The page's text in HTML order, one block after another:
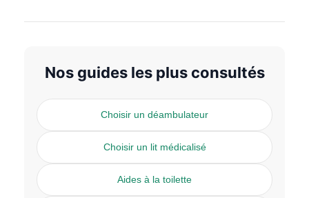
Nos guides les plus consultés
Choisir un déambulateur
Choisir un lit médicalisé
Aides à la toilette